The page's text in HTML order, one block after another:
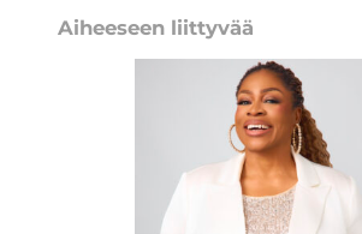
Aiheeseen liittyvää